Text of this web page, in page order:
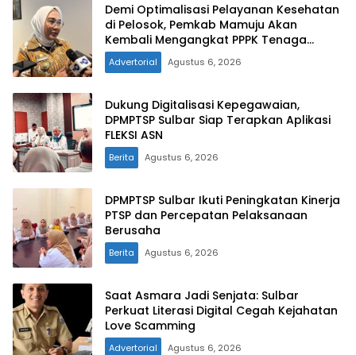
Demi Optimalisasi Pelayanan Kesehatan
di Pelosok, Pemkab Mamuju Akan
Kembali Mengangkat PPPK Tenaga
Kesehatan
Advertorial Agustus 6, 2026
Dukung Digitalisasi Kepegawaian,
DPMPTSP Sulbar Siap Terapkan Aplikasi
FLEKSI ASN
Berita Agustus 6, 2026
DPMPTSP Sulbar Ikuti Peningkatan Kinerja
PTSP dan Percepatan Pelaksanaan
Berusaha
Berita Agustus 6, 2026
Saat Asmara Jadi Senjata: Sulbar
Perkuat Literasi Digital Cegah Kejahatan
Advertorial Agustus 6, 2026